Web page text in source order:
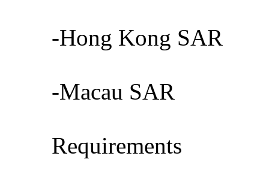
-Hong Kong SAR
-Macau SAR
Requirements